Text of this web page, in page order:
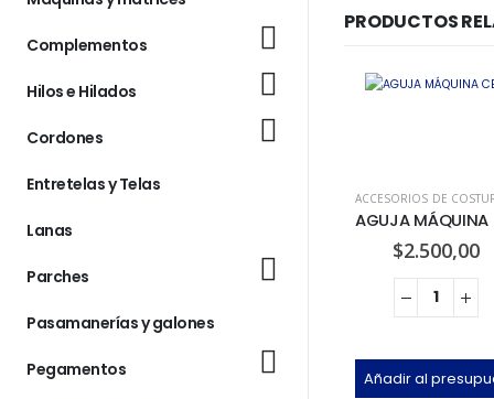
PRODUCTOS
$2.500,00
Añadir al
Complementos
Hilos e Hilados
Cordones
Entretelas y Telas
Lanas
Parches
Pasamanerías y galones
Pegamentos